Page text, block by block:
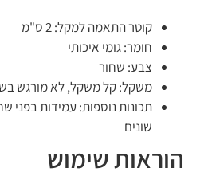
קוטר התאמה למקל: 2 ס"מ
חומר: גומי איכותי
צבע: שחור
משקל: קל משקל, לא מורגש
תכונות נוספות: עמידות בפני
שונים
הוראות שימוש